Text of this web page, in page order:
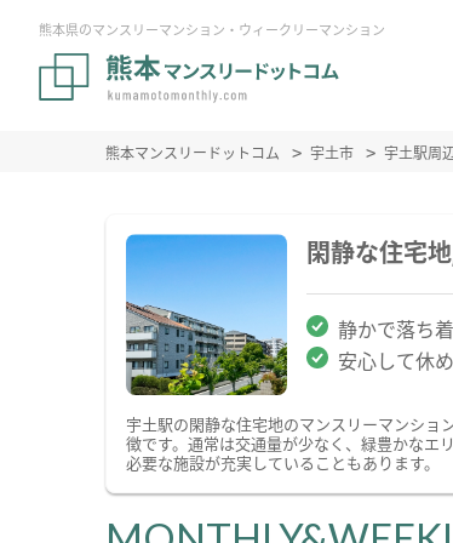
熊本県のマンスリーマンション・ウィークリーマンション
熊本マンスリードットコム 宇土市 宇土駅周
閑静な住宅
静かで落ち
安心して休
宇土駅の閑静な住宅地のマンスリーマンシ
徴です。通常は交通量が少なく、緑豊かなエ
必要な施設が充実していることもあります。